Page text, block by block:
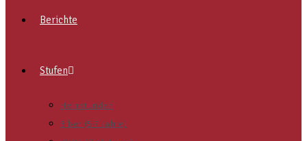
Berichte
Stufen
Heimstunden
Biber (5-7 Jahre)